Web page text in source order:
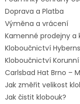
Doprava a Platba
Výměna a vrácení
Kamenné prodejny a
Kloboučnictví
Kloboučnictví
Carlsbad Hat Brno –
Jak změřit velikost
Jak čistit klobouk?